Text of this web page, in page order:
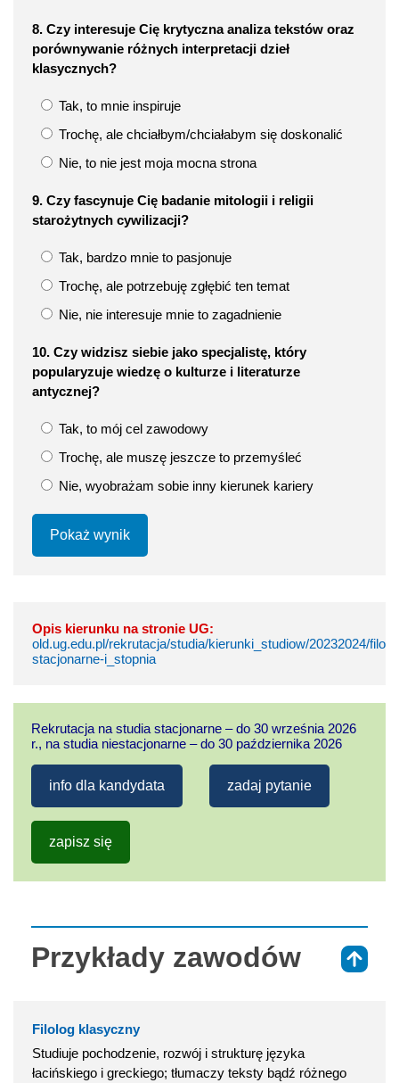
8. Czy interesuje Cię krytyczna analiza tekstów oraz
porównywanie różnych interpretacji dzieł
klasycznych?
Tak, to mnie inspiruje
Trochę, ale chciałbym/chciałabym się doskonalić
Nie, to nie jest moja mocna strona
9. Czy fascynuje Cię badanie mitologii i religii
starożytnych cywilizacji?
Tak, bardzo mnie to pasjonuje
Trochę, ale potrzebuję zgłębić ten temat
Nie, nie interesuje mnie to zagadnienie
10. Czy widzisz siebie jako specjalistę, który
popularyzuje wiedzę o kulturze i literaturze
antycznej?
Tak, to mój cel zawodowy
Trochę, ale muszę jeszcze to przemyśleć
Nie, wyobrażam sobie inny kierunek kariery
Pokaż wynik
Opis kierunku na stronie UG:
old.ug.edu.pl/rekrutacja/studia/kierunki_studiow/20232024/
stacjonarne-i_stopnia
Rekrutacja na studia stacjonarne – do 30 września 2026
r., na studia niestacjonarne – do 30 października 2026
info dla kandydata zadaj pytanie
zapisz się
Przykłady zawodów
Filolog klasyczny
Studiuje pochodzenie, rozwój i strukturę języka
łacińskiego i greckiego; tłumaczy teksty bądź różnego